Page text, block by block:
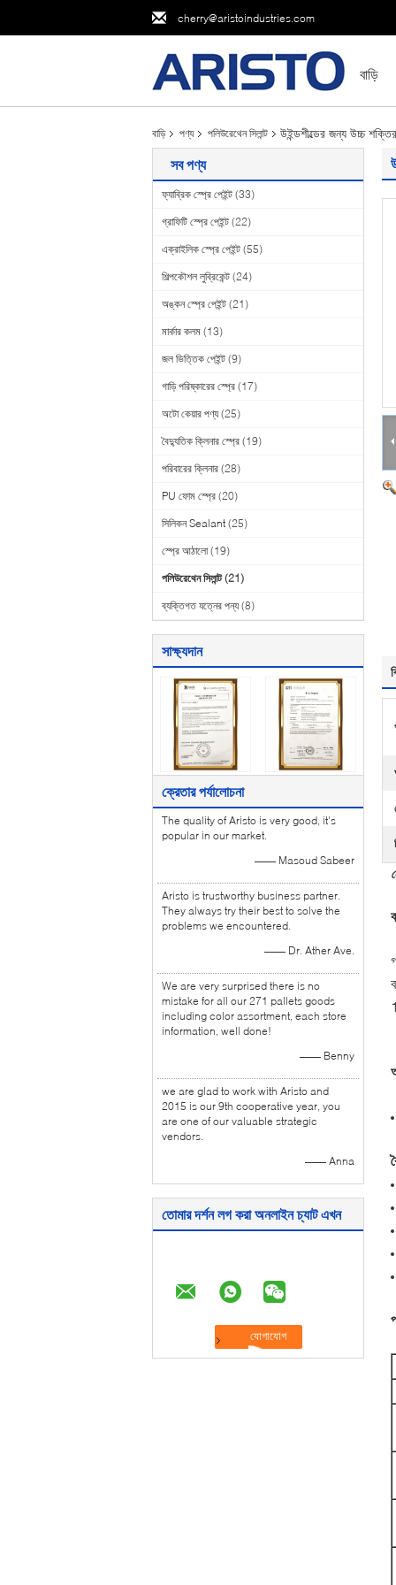
cherry@aristoindustries.com
বাড়ি
বাড়ি পণ্য পলিউরেথেন সিলান্ট উইন্ডশীল্ডের জন্য উচ্চ
সব পণ্য
ফ্যাব্রিক স্প্রে পেইন্ট (33)
গ্রাফিটি স্প্রে পেইন্ট (22)
এক্রাইলিক স্প্রে পেইন্ট (55)
শিল্পকৌশল লুব্রিকেন্ট (24)
অঙ্কন স্প্রে পেইন্ট (21)
মার্কার কলম (13)
জল ভিত্তিক পেইন্ট (9)
গাড়ি পরিষ্কারের স্প্রে (17)
অটো কেয়ার পণ্য (25)
বৈদ্যুতিক ক্লিনার স্প্রে (19)
পরিবারের ক্লিনার (28)
PU ফোম স্প্রে (20)
সিলিকন Sealant (25)
স্প্রে আঠালো (19)
পলিউরেথেন সিলান্ট (21)
ব্যক্তিগত যত্নের পন্য (8)
সাক্ষ্যদান
ক্রেতার পর্যালোচনা
The quality of Aristo is very good, it's
popular in our market.
—— Masoud Sabeer
Aristo is trustworthy business partner.
They always try their best to solve the
problems we encountered.
—— Dr. Ather Ave.
We are very surprised there is no
mistake for all our 271 pallets goods
including color assortment, each store
information, well done!
—— Benny
we are glad to work with Aristo and
2015 is our 9th cooperative year, you
are one of our valuable strategic
vendors.
—— Anna
তোমার দর্শন লগ করা অনলাইন চ্যাট এখন